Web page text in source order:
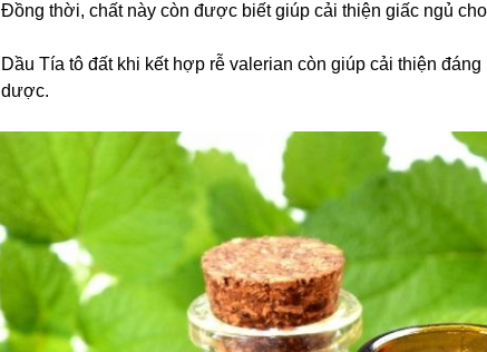
Đồng thời, chất này còn được biết giúp cải thiện giấc ngủ
Dầu Tía tô đất khi kết hợp rễ valerian còn giúp cải thiện
dược.